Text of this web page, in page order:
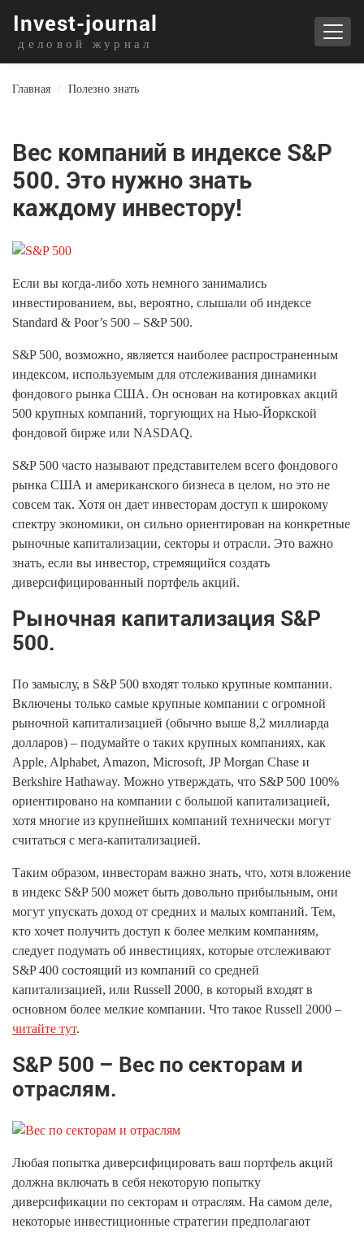
Invest-journal
деловой журнал
Главная / Полезно знать
Вес компаний в индексе S&P
500. Это нужно знать
каждому инвестору!
Если вы когда-либо хоть немного занимались
инвестированием, вы, вероятно, слышали об индексе
Standard & Poor’s 500 – S&P 500.
S&P 500, возможно, является наиболее распространенным
индексом, используемым для отслеживания динамики
фондового рынка США. Он основан на котировках акций
500 крупных компаний, торгующих на Нью-Йоркской
фондовой бирже или NASDAQ.
S&P 500 часто называют представителем всего фондового
рынка США и американского бизнеса в целом, но это не
совсем так. Хотя он дает инвесторам доступ к широкому
спектру экономики, он сильно ориентирован на конкретные
рыночные капитализации, секторы и отрасли. Это важно
знать, если вы инвестор, стремящийся создать
диверсифицированный портфель акций.
Рыночная капитализация S&P
500.
По замыслу, в S&P 500 входят только крупные компании.
Включены только самые крупные компании с огромной
рыночной капитализацией (обычно выше 8,2 миллиарда
долларов) – подумайте о таких крупных компаниях, как
Apple, Alphabet, Amazon, Microsoft, JP Morgan Chase и
Berkshire Hathaway. Можно утверждать, что S&P 500 100%
ориентировано на компании с большой капитализацией,
хотя многие из крупнейших компаний технически могут
считаться с мега-капитализацией.
Таким образом, инвесторам важно знать, что, хотя вложение
в индекс S&P 500 может быть довольно прибыльным, они
могут упускать доход от средних и малых компаний. Тем,
кто хочет получить доступ к более мелким компаниям,
следует подумать об инвестициях, которые отслеживают
S&P 400 состоящий из компаний со средней
капитализацией, или Russell 2000, в который входят в
основном более мелкие компании. Что такое Russell 2000 –
читайте тут.
S&P 500 – Вес по секторам и
отраслям.
Любая попытка диверсифицировать ваш портфель акций
должна включать в себя некоторую попытку
диверсификации по секторам и отраслям. На самом деле,
некоторые инвестиционные стратегии предполагают